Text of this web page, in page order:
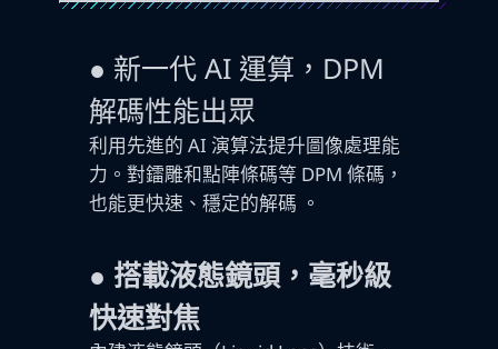
● 新一代 AI 運算，DPM
解碼性能出眾
利用先進的 AI 演算法提升圖像處理能
力。對鐳雕和點陣條碼等 DPM 條碼，
也能更快速、穩定的解碼 。
● 搭載液態鏡頭，毫秒級
快速對焦